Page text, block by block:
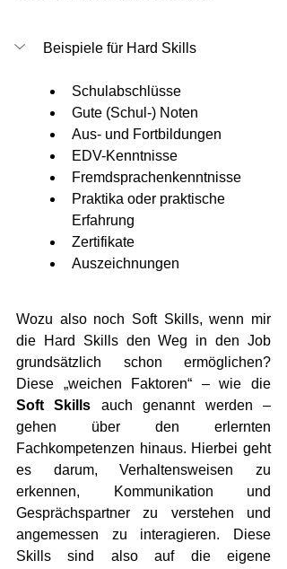
Beispiele für Hard Skills
Schulabschlüsse
Gute (Schul-) Noten
Aus- und Fortbildungen
EDV-Kenntnisse
Fremdsprachenkenntnisse
Praktika oder praktische
Erfahrung
Zertifikate
Auszeichnungen
Wozu also noch Soft Skills, wenn mir
die Hard Skills den Weg in den Job
grundsätzlich schon ermöglichen?
Soft Skills auch genannt werden –
gehen über den erlernten
Fachkompetenzen hinaus. Hierbei geht
es darum, Verhaltensweisen zu
erkennen, Kommunikation und
Gesprächspartner zu verstehen und
angemessen zu interagieren. Diese
Skills sind also auf die eigene